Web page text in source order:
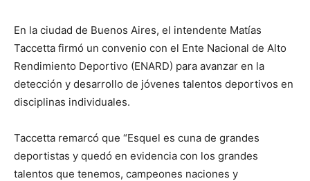
En la ciudad de Buenos Aires, el intendente Matías
Taccetta firmó un convenio con el Ente Nacional de Alto
Rendimiento Deportivo (ENARD) para avanzar en la
detección y desarrollo de jóvenes talentos deportivos en
disciplinas individuales.
Taccetta remarcó que “Esquel es cuna de grandes
deportistas y quedó en evidencia con los grandes
talentos que tenemos, campeones naciones y